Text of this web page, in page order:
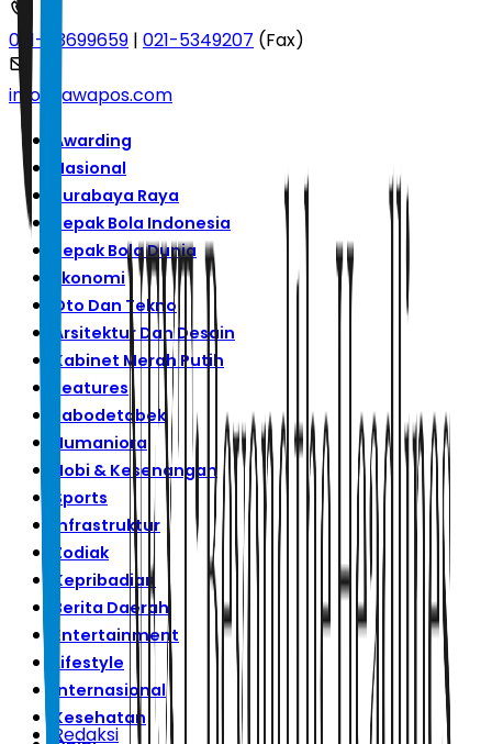
021-53699659 | 021-5349207 (Fax)
info@jawapos.com
Awarding
Nasional
Surabaya Raya
Sepak Bola Indonesia
Sepak Bola Dunia
Ekonomi
Oto Dan Tekno
Arsitektur Dan Desain
Kabinet Merah Putih
Features
Jabodetabek
Humaniora
Hobi & Kesenangan
Sports
Infrastruktur
Zodiak
Kepribadian
Berita Daerah
Entertainment
Lifestyle
Internasional
Kesehatan
Redaksi